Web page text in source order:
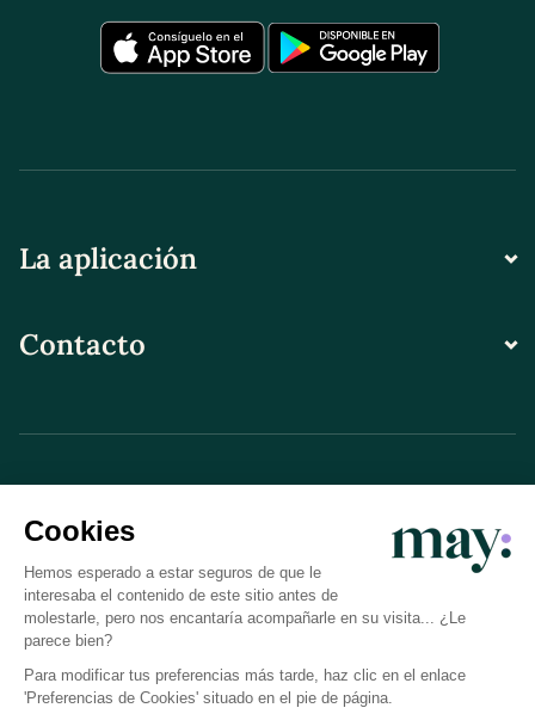
La aplicación
Contacto
Política de privacidad